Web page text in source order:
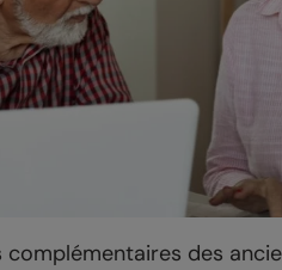
complémentaires des